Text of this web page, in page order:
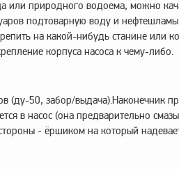
или природного водоема, можно
подтоварную воду и
на какой-нибудь станине или
корпуса насоса к чему-либо.
(ду-50, забор/выдача).Наконечник
в насос (она предварительно
- ёршиком на который